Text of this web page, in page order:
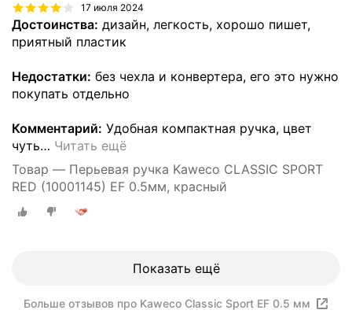
17 июля 2024
Достоинства: дизайн, легкость, хорошо пишет,
приятный пластик
Недостатки: без чехла и конвертера, его это нужно
покупать отдельно
Комментарий: Удобная компактная ручка, цвет
чуть… Читать ещё
Товар — Перьевая ручка Kaweco CLASSIC SPORT
RED (10001145) EF 0.5мм, красный
Показать ещё
Больше отзывов про Kaweco Classic Sport EF 0.5 мм